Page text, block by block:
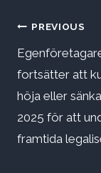
PREVIOUS
fortsätter att
höja eller
2025 för att
framtida